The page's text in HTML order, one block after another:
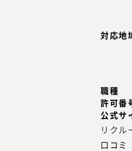
対応地
職種
許可番
公式サ
リクル
口コミ